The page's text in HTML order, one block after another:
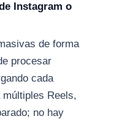
Instagram o
de forma
procesar
cada
Reels,
no hay